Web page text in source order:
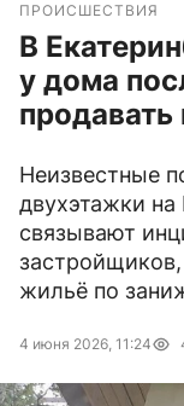
ПРОИСШЕСТВИЯ
В
у дома
Неизвестные
двухэтажки
связывают
жильё по
4 июня 2026, 11:24